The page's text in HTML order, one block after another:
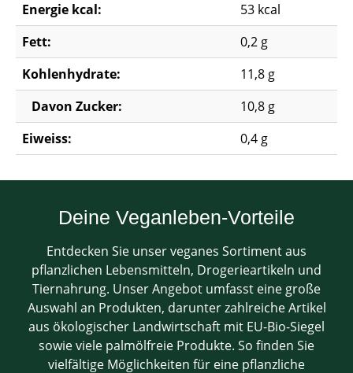
Energie kcal:
53 kcal
Fett:
0,2 g
Kohlenhydrate:
11,8 g
Davon Zucker:
10,8 g
Eiweiss:
0,4 g
Deine Veganleben-Vorteile
Entdecken Sie unser veganes Sortiment aus
pflanzlichen Lebensmitteln, Drogerieartikeln und
Tiernahrung. Unser Angebot umfasst eine große
Auswahl an Produkten, darunter zahlreiche Artikel
aus ökologischer Landwirtschaft mit EU-Bio-Siegel
sowie viele palmölfreie Produkte. So finden Sie
vielfältige Möglichkeiten für eine pflanzliche